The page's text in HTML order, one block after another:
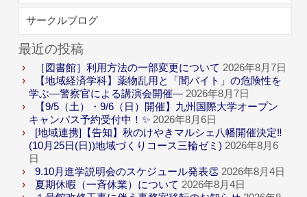
サークルブログ
最近の投稿
［図書館］利用方法の一部変更について 2026年8月7日
【地域経済学科】薬物乱用と「闇バイト」の危険性を
学ぶ―警察官による講演会開催― 2026年8月7日
【9/5（土）・9/6（日）開催】九州国際大学オープン
キャンパス予約受付中！✨ 2026年8月6日
[地域連携]【告知】秋のけやきマルシェ八幡開催決定‼
(10月25日(日))地域づくりコース三輪ゼミ) 2026年8月6
日
9.10月進学説明会のスケジュール発表👏 2026年8月4日
夏期休暇（一斉休業）について 2026年8月4日